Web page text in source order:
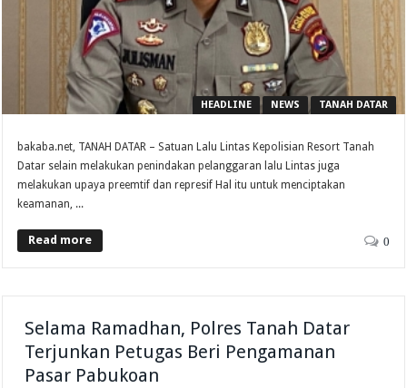
HEADLINE NEWS TANAH DATAR
bakaba.net, TANAH DATAR – Satuan Lalu Lintas Kepolisian Resort Tanah
Datar selain melakukan penindakan pelanggaran lalu Lintas juga
melakukan upaya preemtif dan represif Hal itu untuk menciptakan
keamanan, ...
Read more 0
Selama Ramadhan, Polres Tanah Datar
Terjunkan Petugas Beri Pengamanan
Pasar Pabukoan